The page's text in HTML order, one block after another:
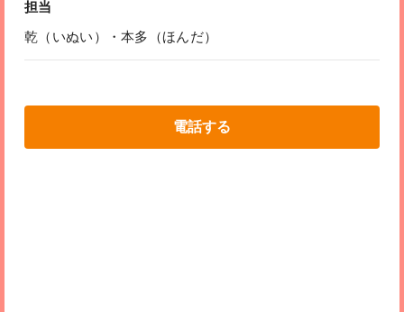
担当
乾（いぬい）・本多（ほんだ）
電話する